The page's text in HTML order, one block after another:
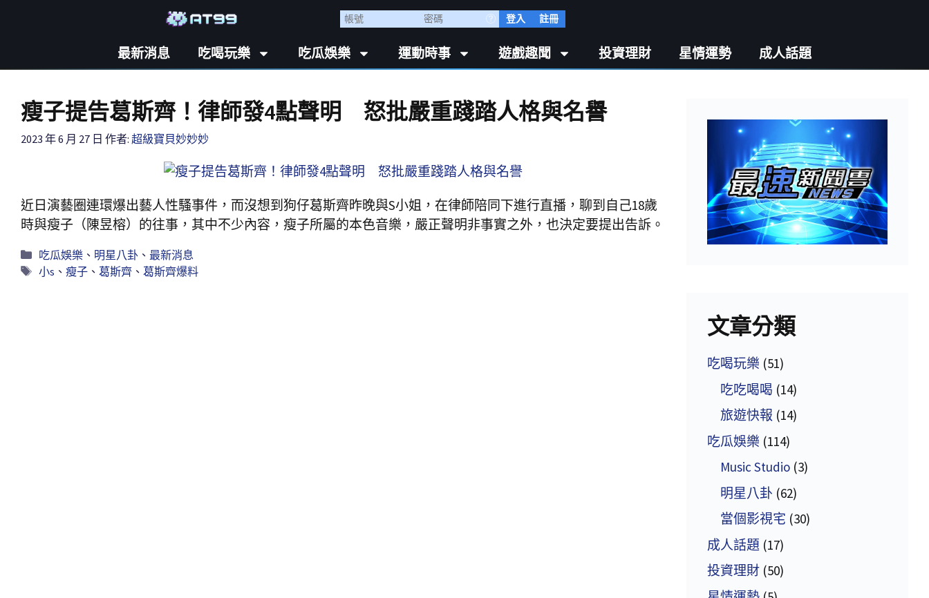
登入 註冊
最新消息 吃喝玩樂 吃瓜娛樂 運動時事 遊戲趣聞 投資理財 星情運勢 成人話題
瘦子提告葛斯齊！律師發4點聲明 怒批嚴重踐踏人格與名譽
2023 年 6 月 27 日 作者: 超級寶貝妙妙妙
近日演藝圈連環爆出藝人性騷事件，而沒想到狗仔葛斯齊昨晚與S小姐，在律師陪同下進行直播，聊到自己18歲
時與瘦子（陳昱榕）的往事，其中不少內容，瘦子所屬的本色音樂，嚴正聲明非事實之外，也決定要提出告訴。
吃瓜娛樂、 明星八卦、 最新消息
小s 、 瘦子、 葛斯齊、 葛斯齊爆料
文章分類
吃喝玩樂 (51)
吃吃喝喝 (14)
旅遊快報 (14)
吃瓜娛樂 (114)
Music Studio (3)
明星八卦 (62)
當個影視宅 (30)
成人話題 (17)
投資理財 (50)